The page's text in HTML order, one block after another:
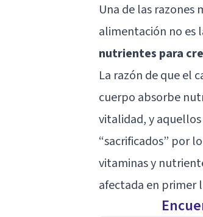
Una de las razones
alimentación no es
nutrientes para
La razón de que el
cuerpo absorbe
vitalidad, y
“sacrificados” por
vitaminas y
afectada en primer